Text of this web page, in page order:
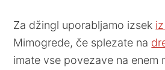
Za džingl uporabljamo izsek
Mimogrede, če splezate na
imate vse povezave na enem